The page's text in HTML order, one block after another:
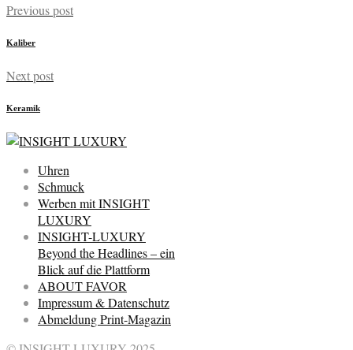
Previous post
Kaliber
Next post
Keramik
Uhren
Schmuck
Werben mit INSIGHT
LUXURY
INSIGHT-LUXURY
Beyond the Headlines – ein
Blick auf die Plattform
ABOUT FAVOR
Impressum & Datenschutz
Abmeldung Print-Magazin